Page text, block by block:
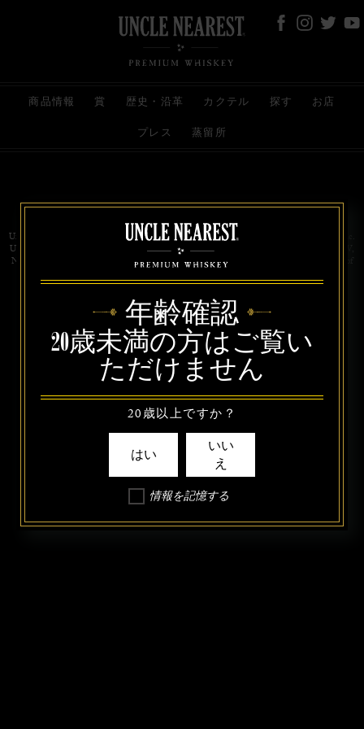
商品情報 賞 歴史・沿革 カクテル 探す お店
プレス 蒸留所
お問い合わせ 代理店 規約と条件
プライバシー
Uncle Nearest Premium Whiskey is wholly and independently owned by Uncle Nearest, Inc.
UNCLE NEAREST, THE BEST WHISKEY MAKER THE WORLD NEVER KNEW,
NATHAN GREEN, NEAREST GREEN, and DRINK HONORABLY are trademarks of
年齢確認
20歳未満の方はご覧い
ただけません
20歳以上ですか？
はい
いい
え
情報を記憶する